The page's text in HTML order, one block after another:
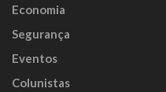
Economia
Segurança
Eventos
Colunistas